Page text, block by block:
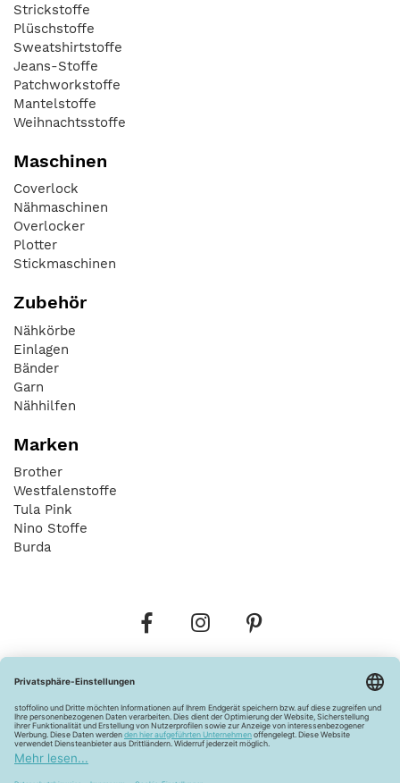
Strickstoffe
Plüschstoffe
Sweatshirtstoffe
Jeans-Stoffe
Patchworkstoffe
Mantelstoffe
Weihnachtsstoffe
Maschinen
Coverlock
Nähmaschinen
Overlocker
Plotter
Stickmaschinen
Zubehör
Nähkörbe
Einlagen
Bänder
Garn
Nähhilfen
Marken
Brother
Westfalenstoffe
Tula Pink
Nino Stoffe
Burda
Widerrufsbelehrung Vertrag widerrufen
Barrierefreiheitserklärung